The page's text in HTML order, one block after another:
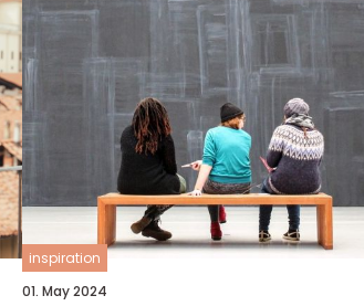
inspiration
01. May 2024